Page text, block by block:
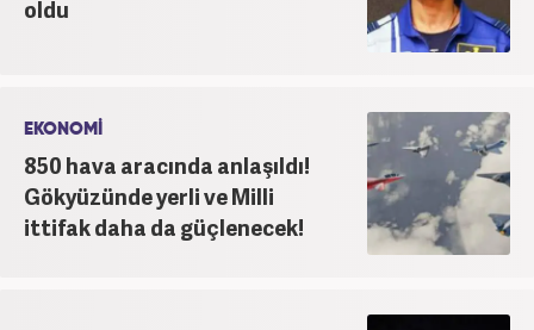
oldu
EKONOMİ
850 hava aracında anlaşıldı!
Gökyüzünde yerli ve Milli
ittifak daha da güçlenecek!